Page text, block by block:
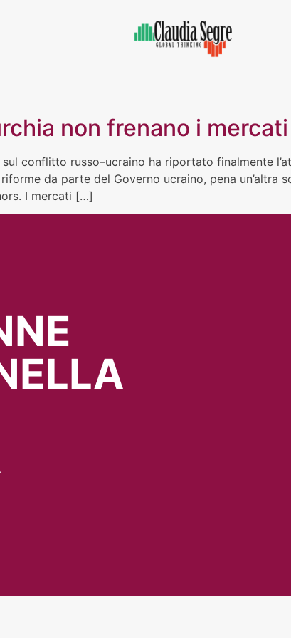
non frenano i
conflitto russo–ucraino ha riportato finalmente
da parte del Governo ucraino, pena un’altra
I mercati […]